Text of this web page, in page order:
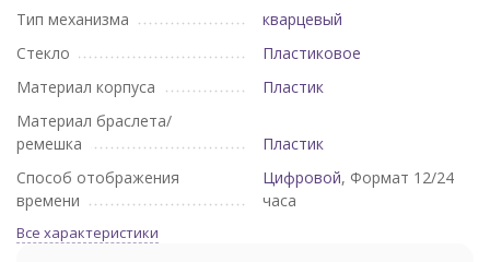
Тип механизма
кварцевый
Стекло
Пластиковое
Материал корпуса
Пластик
Материал браслета/
ремешка
Пластик
Способ отображения
времени
Цифровой, Формат 12/24
часа
Все характеристики